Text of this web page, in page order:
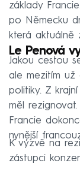
základy
po Německu
která aktuálně
Le Penová
Jakou cestou
ale mezitím už
politiky. Z
měl
Francie
nynější
K výzvě na
zástupci